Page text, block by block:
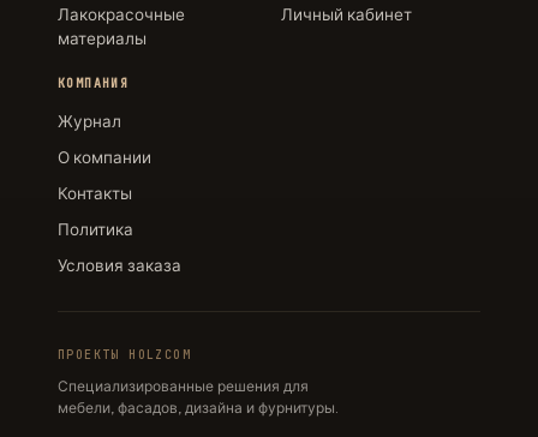
Лакокрасочные
материалы
Личный кабинет
КОМПАНИЯ
Журнал
О компании
Контакты
Политика
Условия заказа
ПРОЕКТЫ HOLZCOM
Специализированные решения для
мебели, фасадов, дизайна и фурнитуры.